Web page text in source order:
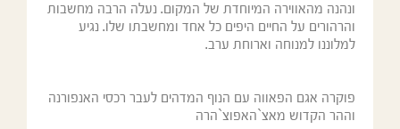
ונהנה מהאווירה המיוחדת של המקום. נעלה הרבה מחשבות
והרהורים על החיים היפים כל אחד ומחשבתו שלו. נגיע
למלוננו למנוחה וארוחת ערב.
פוקרה אגם הפאווה עם הנוף המדהים לעבר רכסי האנפורנה
וההר הקדוש מאצ`האפוצ`הרה